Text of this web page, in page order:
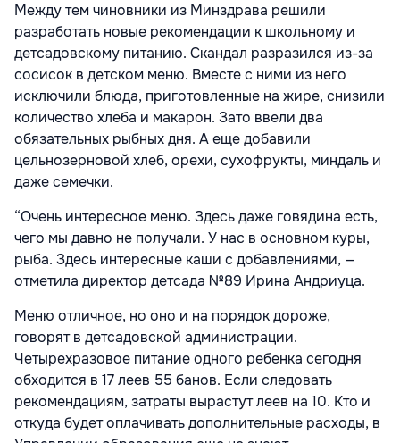
Между тем чиновники из Минздрава решили
разработать новые рекомендации к школьному и
детсадовскому питанию. Скандал разразился из-за
сосисок в детском меню. Вместе с ними из него
исключили блюда, приготовленные на жире, снизили
количество хлеба и макарон. Зато ввели два
обязательных рыбных дня. А еще добавили
цельнозерновой хлеб, орехи, сухофрукты, миндаль и
даже семечки.
“Очень интересное меню. Здесь даже говядина есть,
чего мы давно не получали. У нас в основном куры,
рыба. Здесь интересные каши с добавлениями, —
отметила директор детсада №89 Ирина Андриуца.
Меню отличное, но оно и на порядок дороже,
говорят в детсадовской администрации.
Четырехразовое питание одного ребенка сегодня
обходится в 17 леев 55 банов. Если следовать
рекомендациям, затраты вырастут леев на 10. Кто и
откуда будет оплачивать дополнительные расходы, в